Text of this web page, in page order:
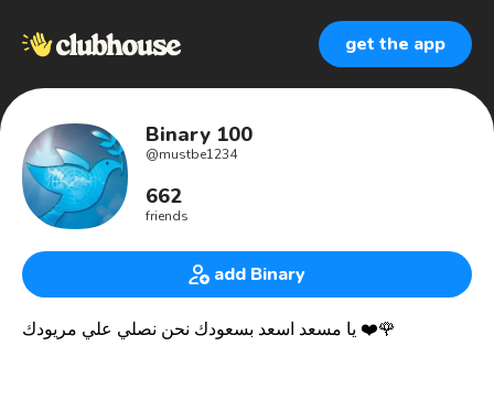
get the app
Binary 100
@mustbe1234
662
friends
add Binary
يا مسعد اسعد بسعودك نحن نصلي علي مريودك ❤️🌹